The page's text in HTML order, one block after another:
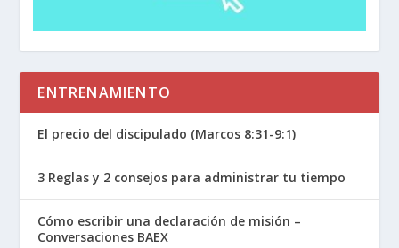
ENTRENAMIENTO
El precio del discipulado (Marcos 8:31-9:1)
3 Reglas y 2 consejos para administrar tu tiempo
Cómo escribir una declaración de misión –
Conversaciones BAEX